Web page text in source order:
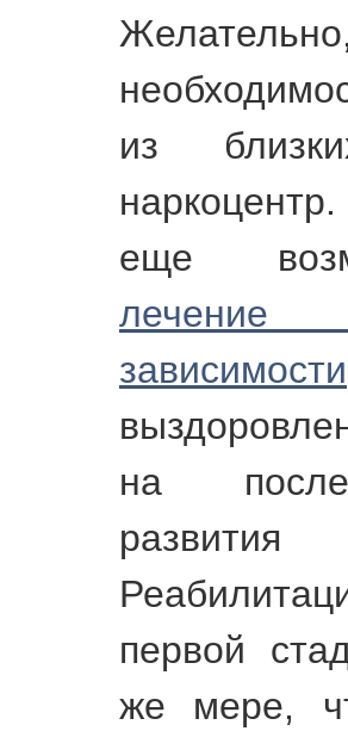
из
еще
зависимости
на
первой
же мере,